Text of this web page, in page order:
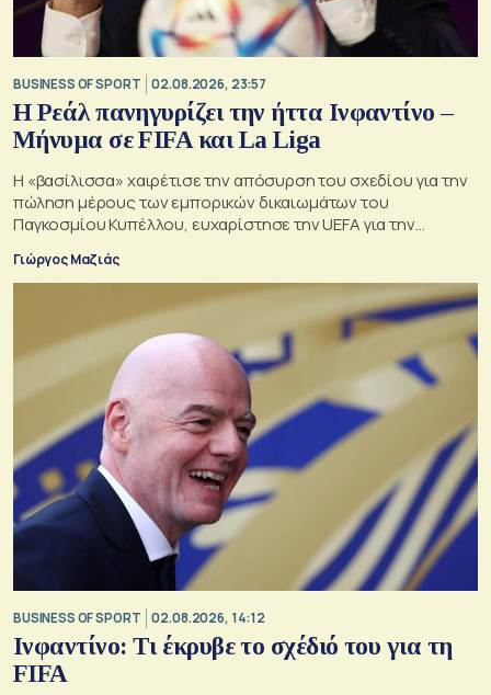
BUSINESS OF SPORT 02.08.2026, 23:57
Η Ρεάλ πανηγυρίζει την ήττα Ινφαντίνο –
Μήνυμα σε FIFA και La Liga
Η «βασίλισσα» χαιρέτισε την απόσυρση του σχεδίου για την
πώληση μέρους των εμπορικών δικαιωμάτων του
Παγκοσμίου Κυπέλλου, ευχαρίστησε την UEFA για την
πολυετή σύγκρουση για τη συμφωνία της La Liga με το
επενδυτικό ταμείο CVC.
Γιώργος Μαζιάς
BUSINESS OF SPORT 02.08.2026, 14:12
Ινφαντίνο: Τι έκρυβε το σχέδιό του για τη
FIFA